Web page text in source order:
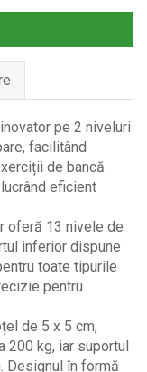
pe 2 niveluri
facilitând
de bancă.
eficient
oferă 13 nivele de
inferior dispune
toate tipurile
pentru
de 5 x 5 cm,
200 kg, iar suportul
Designul în formă